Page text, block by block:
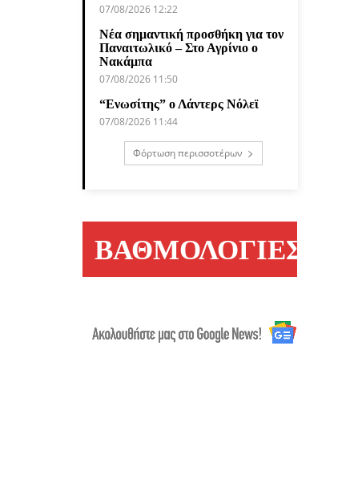
07/08/2026 12:22
Νέα σημαντική προσθήκη για τον
Παναιτωλικό – Στο Αγρίνιο ο
Νακάμπα
07/08/2026 11:50
“Ενωσίτης” ο Λάντερς Νόλεϊ
07/08/2026 11:44
Φόρτωση περισσοτέρων
ΒΑΘΜΟΛΟΓΙΕΣ